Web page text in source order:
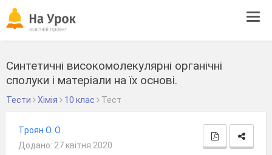
Синтетичні високомолекулярні органічні
сполуки і матеріали на їх основі.
Тести Хімія 10 клас Тест
Tроян О. О.
Додано: 27 квітня 2020